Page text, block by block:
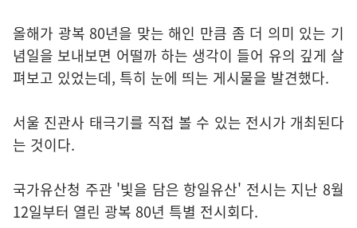
올해가 광복 80년을 맞는 해인 만큼 좀 더 의미 있는 기
념일을 보내보면 어떨까 하는 생각이 들어 유의 깊게 살
펴보고 있었는데, 특히 눈에 띄는 게시물을 발견했다.
서울 진관사 태극기를 직접 볼 수 있는 전시가 개최된다
는 것이다.
국가유산청 주관 '빛을 담은 항일유산' 전시는 지난 8월
12일부터 열린 광복 80년 특별 전시회다.